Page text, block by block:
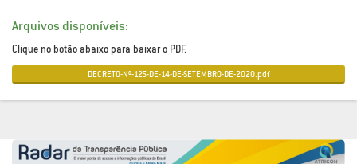
Arquivos disponíveis:
Clique no botão abaixo para baixar o PDF.
DECRETO-Nº-125-DE-14-DE-SETEMBRO-DE-2020.pdf